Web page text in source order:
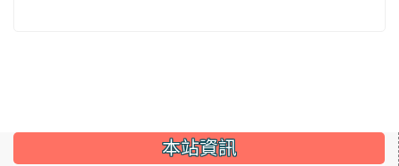
::: 本站資訊